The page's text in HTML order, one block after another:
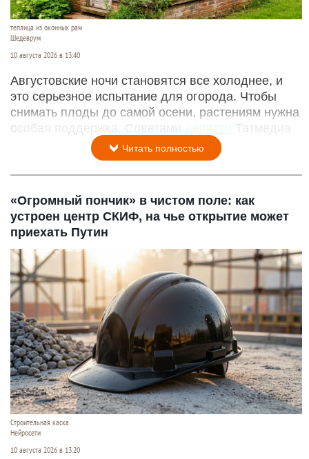
теплица из оконных рам
Шедеврум
10 августа 2026 в 13:40
Августовские ночи становятся все холоднее, и
это серьезное испытание для огорода. Чтобы
снимать плоды до самой осени, растениям нужна
особая поддержка. Советами
Татмедиа.
Читать полностью
«Огромный пончик» в чистом поле: как
устроен центр СКИФ, на чье открытие может
приехать Путин
Строительная каска
Нейросети
10 августа 2026 в 13:20